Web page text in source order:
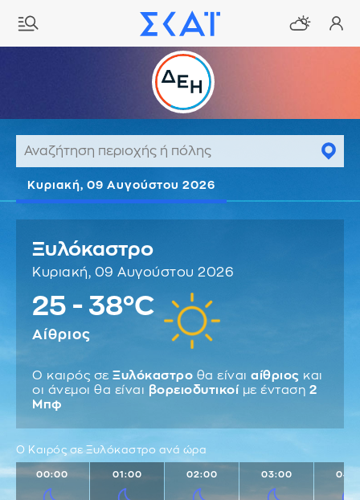
Κυριακή, 09 Αυγούστου 2026
Ξυλόκαστρο
Κυριακή, 09 Αυγούστου 2026
25 - 38°C
Αίθριος
Ο καιρός σε Ξυλόκαστρο θα είναι αίθριος και
οι άνεμοι θα είναι βορειοδυτικοί με ένταση 2
Μπφ
Ο Καιρός σε Ξυλόκαστρο ανά ώρα
00:00 01:00 02:00 03:00